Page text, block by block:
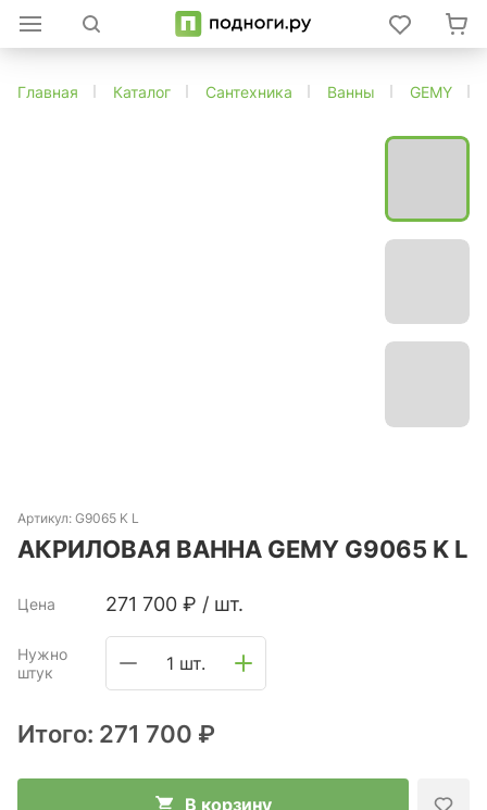
Главная Каталог Сантехника Ванны GEMY
Артикул: G9065 K L
АКРИЛОВАЯ ВАННА GEMY G9065 K L
Цена 271 700 ₽ / шт.
Нужно
штук
1 шт.
Итого: 271 700 ₽
В корзину